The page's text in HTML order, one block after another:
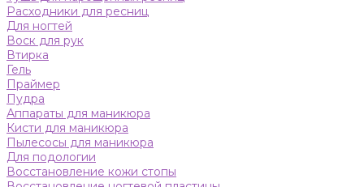
Расходники для ресниц
Для ногтей
Воск для рук
Втирка
Гель
Праймер
Пудра
Аппараты для маникюра
Кисти для маникюра
Пылесосы для маникюра
Для подологии
Восстановление кожи стопы